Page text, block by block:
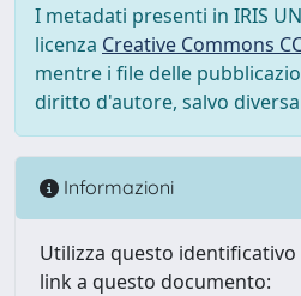
I metadati presenti in IRIS
licenza Creative Commons
mentre i file delle
diritto d'autore, salvo
Informazioni
Utilizza questo
link a questo documento: